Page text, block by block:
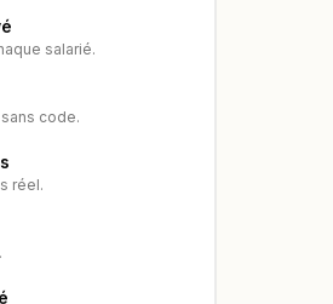
salarié.
code.
réel.